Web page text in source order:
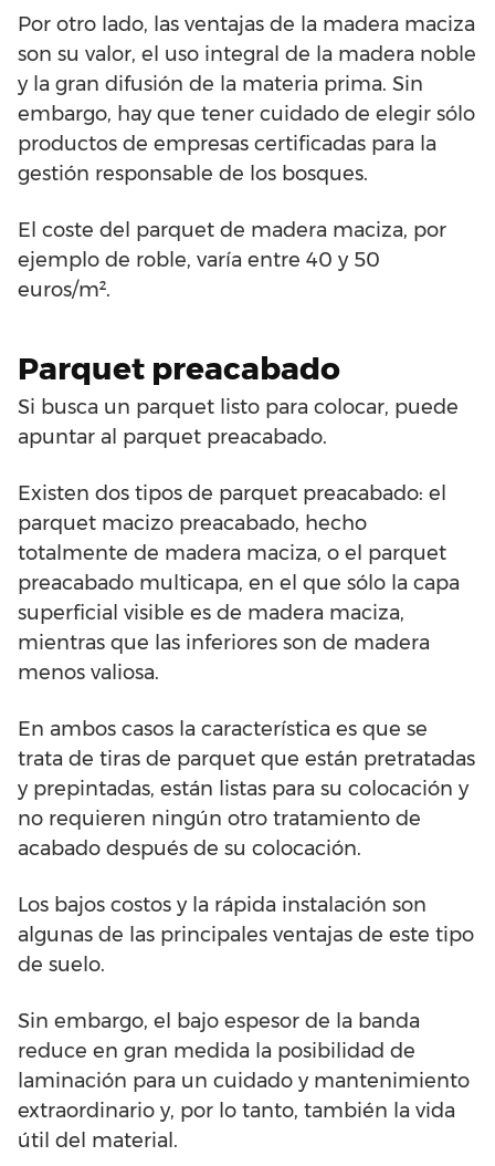
Por otro lado, las ventajas de la madera maciza
son su valor, el uso integral de la madera noble
y la gran difusión de la materia prima. Sin
embargo, hay que tener cuidado de elegir sólo
productos de empresas certificadas para la
gestión responsable de los bosques.
El coste del parquet de madera maciza, por
ejemplo de roble, varía entre 40 y 50
euros/m².
Parquet preacabado
Si busca un parquet listo para colocar, puede
apuntar al parquet preacabado.
Existen dos tipos de parquet preacabado: el
parquet macizo preacabado, hecho
totalmente de madera maciza, o el parquet
preacabado multicapa, en el que sólo la capa
superficial visible es de madera maciza,
mientras que las inferiores son de madera
menos valiosa.
En ambos casos la característica es que se
trata de tiras de parquet que están pretratadas
y prepintadas, están listas para su colocación y
no requieren ningún otro tratamiento de
acabado después de su colocación.
Los bajos costos y la rápida instalación son
algunas de las principales ventajas de este tipo
de suelo.
Sin embargo, el bajo espesor de la banda
reduce en gran medida la posibilidad de
laminación para un cuidado y mantenimiento
extraordinario y, por lo tanto, también la vida
útil del material.